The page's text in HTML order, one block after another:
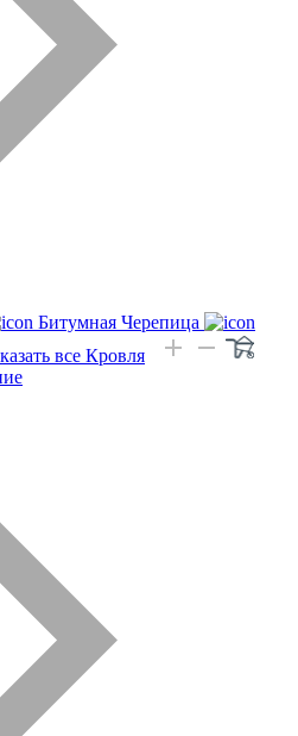
Битумная Черепица
все Кровля